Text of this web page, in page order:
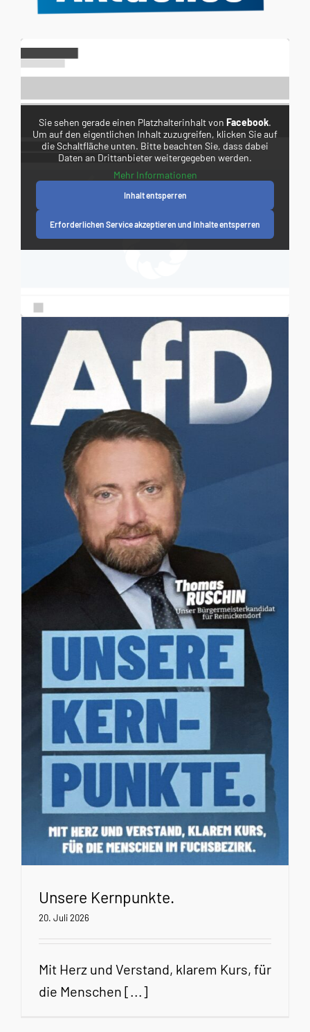
Sie sehen gerade einen Platzhalterinhalt von Facebook.
Um auf den eigentlichen Inhalt zuzugreifen, klicken Sie auf
die Schaltfläche unten. Bitte beachten Sie, dass dabei
Daten an Drittanbieter weitergegeben werden.
Mehr Informationen
Inhalt entsperren
Erforderlichen Service akzeptieren und Inhalte entsperren
Unsere Kernpunkte.
20. Juli 2026
Mit Herz und Verstand, klarem Kurs, für
die Menschen [...]